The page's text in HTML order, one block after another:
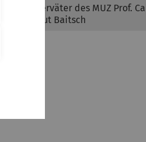
Die Gründerväter des MUZ Prof.
Prof. Helmut Baitsch